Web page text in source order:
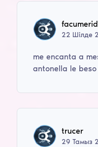
22 Шілде
me encanta a
antonella le
trucer
29Тамыз